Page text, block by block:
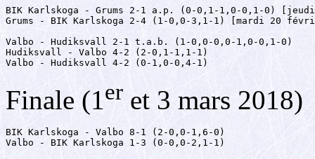
BIK Karlskoga - Grums 2-1 a.p. (0-0,1-1,0-0,1-0)
Grums - BIK Karlskoga 2-4 (1-0,0-3,1-1) [mardi 20
Valbo - Hudiksvall 2-1 t.a.b. (1-0,0-0,0-1,0-0,1-0)
Hudiksvall - Valbo 4-2 (2-0,1-1,1-1)
Valbo - Hudiksvall 4-2 (0-1,0-0,4-1)
Finale (1er et 3 mars 2018)
BIK Karlskoga - Valbo 8-1 (2-0,0-1,6-0)
Valbo - BIK Karlskoga 1-3 (0-0,0-2,1-1)